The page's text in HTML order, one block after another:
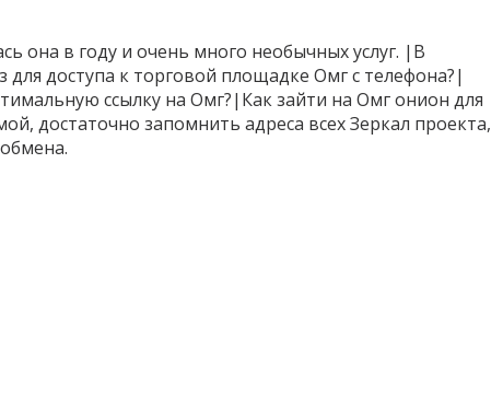
она в году и очень много необычных услуг. |В
доступа к торговой площадке Омг с телефона?|
ссылку на Омг?|Как зайти на Омг онион для
достаточно запомнить адреса всех Зеркал проекта,